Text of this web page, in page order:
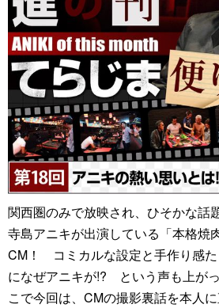
関西圏のみで放映され、ひそかな話
寺島アニキが出演している「本格焼
CM！ コミカルな設定と手作り感
になぜアニキが!? という声も上が
こで今回は、CMの撮影裏話を本人